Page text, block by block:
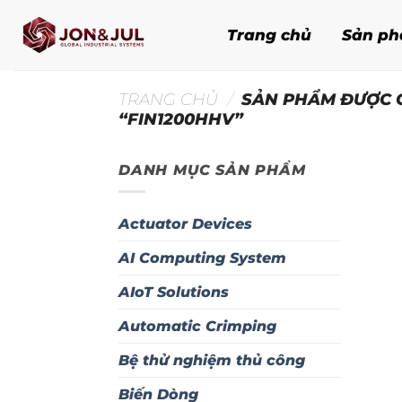
qua
Trang chủ Sản
TRANG CHỦ / SẢN PHẨM ĐƯỢC
“FIN1200HHV”
DANH MỤC SẢN PHẨM
Actuator Devices
AI Computing System
AIoT Solutions
Automatic Crimping
Bệ thử nghiệm thủ công
Biến Dòng